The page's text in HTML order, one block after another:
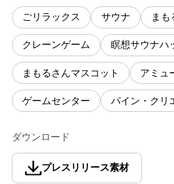
ごリラックス サウナ まも
クレーンゲーム 瞑想サウナハ
まもるさんマスコット アミュ
ゲームセンター パイン・クリ
ダウンロード
プレスリリース素材